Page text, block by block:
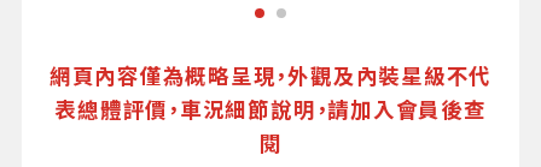
網頁內容僅為概略呈現，外觀及內裝星級不代
表總體評價，車況細節說明，請加入會員後查
閱